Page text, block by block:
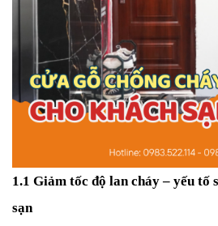
1.1 Giảm tốc độ lan cháy – yếu tố
sạn